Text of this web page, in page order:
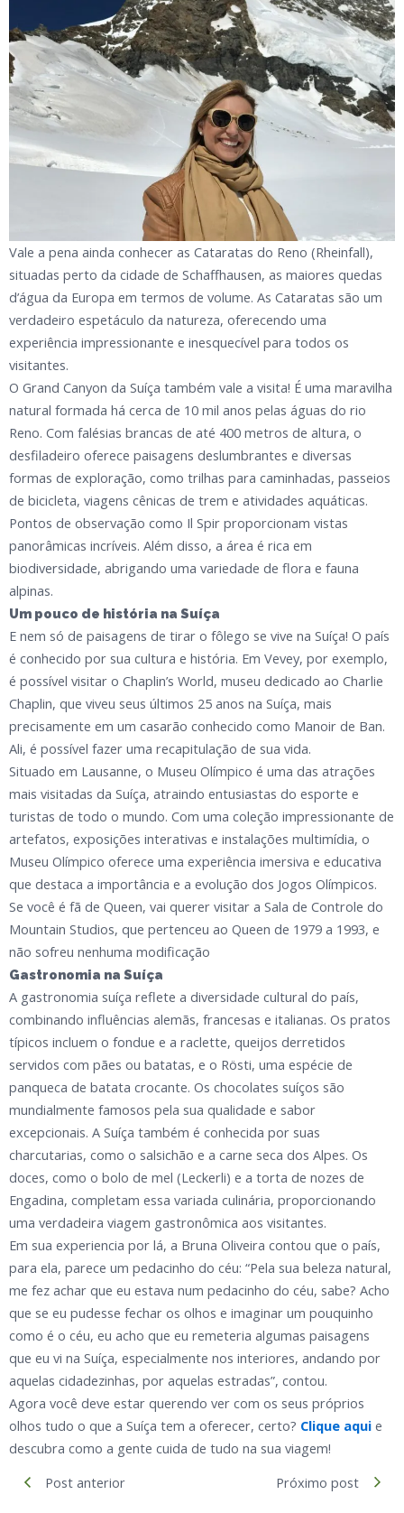
Vale a pena ainda conhecer as Cataratas do Reno (Rheinfall),
situadas perto da cidade de Schaffhausen, as maiores quedas
d’água da Europa em termos de volume. As Cataratas são um
verdadeiro espetáculo da natureza, oferecendo uma
experiência impressionante e inesquecível para todos os
visitantes.
O Grand Canyon da Suíça também vale a visita! É uma maravilha
natural formada há cerca de 10 mil anos pelas águas do rio
Reno. Com falésias brancas de até 400 metros de altura, o
desfiladeiro oferece paisagens deslumbrantes e diversas
formas de exploração, como trilhas para caminhadas, passeios
de bicicleta, viagens cênicas de trem e atividades aquáticas.
Pontos de observação como Il Spir proporcionam vistas
panorâmicas incríveis. Além disso, a área é rica em
biodiversidade, abrigando uma variedade de flora e fauna
alpinas.
Um pouco de história na Suíça
E nem só de paisagens de tirar o fôlego se vive na Suíça! O país
é conhecido por sua cultura e história. Em Vevey, por exemplo,
é possível visitar o Chaplin’s World, museu dedicado ao Charlie
Chaplin, que viveu seus últimos 25 anos na Suíça, mais
precisamente em um casarão conhecido como Manoir de Ban.
Ali, é possível fazer uma recapitulação de sua vida.
Situado em Lausanne, o Museu Olímpico é uma das atrações
mais visitadas da Suíça, atraindo entusiastas do esporte e
turistas de todo o mundo. Com uma coleção impressionante de
artefatos, exposições interativas e instalações multimídia, o
Museu Olímpico oferece uma experiência imersiva e educativa
que destaca a importância e a evolução dos Jogos Olímpicos.
Se você é fã de Queen, vai querer visitar a Sala de Controle do
Mountain Studios, que pertenceu ao Queen de 1979 a 1993, e
não sofreu nenhuma modificação
Gastronomia na Suíça
A gastronomia suíça reflete a diversidade cultural do país,
combinando influências alemãs, francesas e italianas. Os pratos
típicos incluem o fondue e a raclette, queijos derretidos
servidos com pães ou batatas, e o Rösti, uma espécie de
panqueca de batata crocante. Os chocolates suíços são
mundialmente famosos pela sua qualidade e sabor
excepcionais. A Suíça também é conhecida por suas
charcutarias, como o salsichão e a carne seca dos Alpes. Os
doces, como o bolo de mel (Leckerli) e a torta de nozes de
Engadina, completam essa variada culinária, proporcionando
uma verdadeira viagem gastronômica aos visitantes.
Em sua experiencia por lá, a Bruna Oliveira contou que o país,
para ela, parece um pedacinho do céu: “Pela sua beleza natural,
me fez achar que eu estava num pedacinho do céu, sabe? Acho
que se eu pudesse fechar os olhos e imaginar um pouquinho
como é o céu, eu acho que eu remeteria algumas paisagens
que eu vi na Suíça, especialmente nos interiores, andando por
aquelas cidadezinhas, por aquelas estradas”, contou.
Agora você deve estar querendo ver com os seus próprios
olhos tudo o que a Suíça tem a oferecer, certo? Clique aqui e
descubra como a gente cuida de tudo na sua viagem!
Post anterior
Próximo post